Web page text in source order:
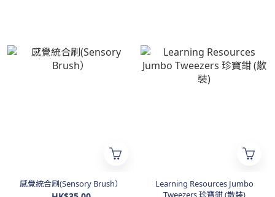
感覺統合刷(Sensory Brush）
Learning Resources Jumbo
Tweezers 珍寶鉗 (散裝)